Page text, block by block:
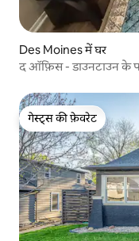
Des Moines में घर
द ऑफ़िस - डाउनटाउन के
गेस्ट्स की फ़ेवरेट
गेस्ट्स की फ़ेवरेट